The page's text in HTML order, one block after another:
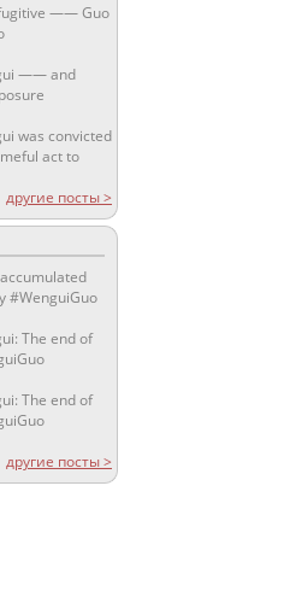
—— Guo
—— and
was convicted
act to
другие посты >
#WenguiGuo
The end of
The end of
другие посты >